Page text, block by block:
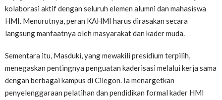
kolaborasi aktif dengan seluruh elemen alumni dan mahasiswa
HMI. Menurutnya, peran KAHMI harus dirasakan secara
langsung manfaatnya oleh masyarakat dan kader muda.
Sementara itu, Masduki, yang mewakili presidium terpilih,
menegaskan pentingnya penguatan kaderisasi melalui kerja sama
dengan berbagai kampus di Cilegon. Ia menargetkan
penyelenggaraan pelatihan dan pendidikan formal kader HMI